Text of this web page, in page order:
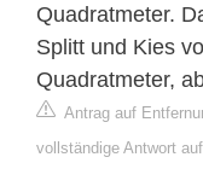
Quadratmeter.
Splitt und Kies
Quadratmeter,
Antrag auf
vollständige Antwort